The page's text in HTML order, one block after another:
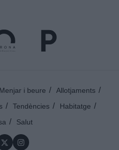
Menjar i beure
Allotjaments
Tendències
Habitatge
Salut